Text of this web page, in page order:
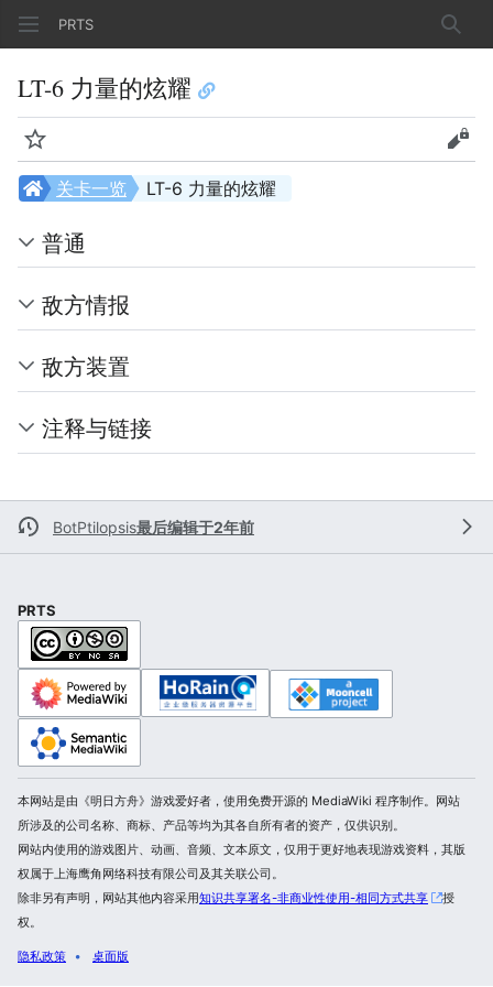
PRTS 搜索
LT-6 力量的炫耀
监视 查看
LT-6 力量的炫耀
关卡一览
普通
敌方情报
敌方装置
注释与链接
BotPtilopsis最后编辑于2年前
PRTS
本网站是由《明日方舟》游戏爱好者，使用免费开源的 MediaWiki 程序制作。网站
所涉及的公司名称、商标、产品等均为其各自所有者的资产，仅供识别。
网站内使用的游戏图片、动画、音频、文本原文，仅用于更好地表现游戏资料，其版
权属于上海鹰角网络科技有限公司及其关联公司。
除非另有声明，网站其他内容采用知识共享署名-非商业性使用-相同方式共享
授
权。
隐私政策 桌面版